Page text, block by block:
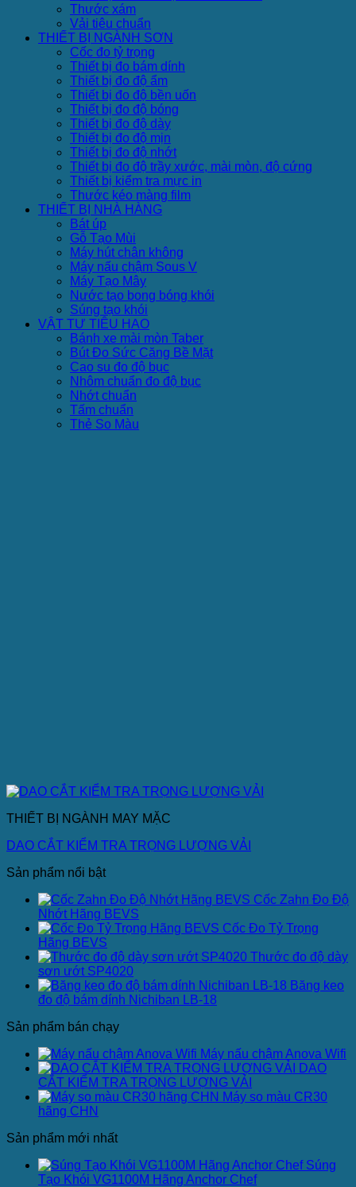
Thước xám
Vải tiêu chuẩn
THIẾT BỊ NGÀNH SƠN
Cốc đo tỷ trọng
Thiết bị đo bám dính
Thiết bị đo độ ẩm
Thiết bị đo độ bền uốn
Thiết bị đo độ bóng
Thiết bị đo độ dày
Thiết bị đo độ mịn
Thiết bị đo độ nhớt
Thiết bị đo độ trầy xước, mài mòn, độ cứng
Thiết bị kiểm tra mực in
Thước kéo màng film
THIẾT BỊ NHÀ HÀNG
Bát úp
Gỗ Tạo Mùi
Máy hút chân không
Máy nấu chậm Sous V
Máy Tạo Mây
Nước tạo bong bóng khói
Súng tạo khói
VẬT TƯ TIÊU HAO
Bánh xe mài mòn Taber
Bút Đo Sức Căng Bề Mặt
Cao su đo độ bục
Nhôm chuẩn đo độ bục
Nhớt chuẩn
Tấm chuẩn
Thẻ So Màu
THIẾT BỊ NGÀNH MAY MẶC
DAO CẮT KIỂM TRA TRỌNG LƯỢNG VẢI
Sản phẩm nổi bật
Cốc Zahn Đo Độ
Nhớt Hãng BEVS
Cốc Đo Tỷ Trọng
Hãng BEVS
Thước đo độ dày
sơn ướt SP4020
Băng keo
đo độ bám dính Nichiban LB-18
Sản phẩm bán chạy
Máy nấu chậm Anova Wifi
DAO
CẮT KIỂM TRA TRỌNG LƯỢNG VẢI
Máy so màu CR30
hãng CHN
Sản phẩm mới nhất
Súng
Tạo Khói VG1100M Hãng Anchor Chef